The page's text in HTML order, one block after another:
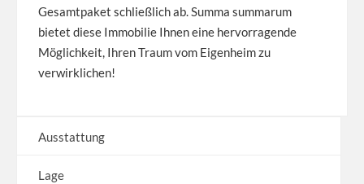
Gesamtpaket schließlich ab. Summa summarum
bietet diese Immobilie Ihnen eine hervorragende
Möglichkeit, Ihren Traum vom Eigenheim zu
verwirklichen!
Ausstattung
Lage